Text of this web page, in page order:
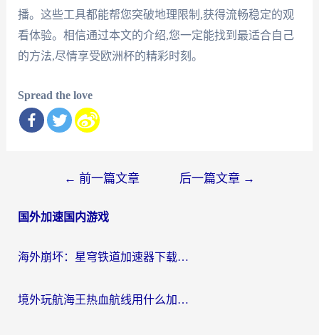
播。这些工具都能帮您突破地理限制,获得流畅稳定的观
看体验。相信通过本文的介绍,您一定能找到最适合自己
的方法,尽情享受欧洲杯的精彩时刻。
Spread the love
导
← 前一篇文章 后一篇文章 →
国外加速国内游戏
海外崩坏：星穹铁道加速器下载安装：一份给游子的终极网络指南
境外玩航海王热血航线用什么加速器？2026海外玩家实测最优方案（附欧洲问道堡垒前线加速技巧）